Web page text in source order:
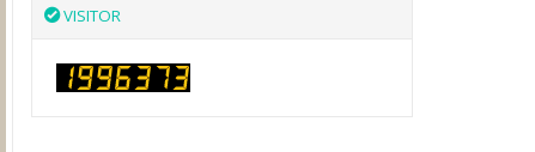
VISITOR